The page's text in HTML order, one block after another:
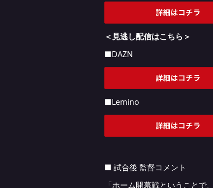
＜見逃し配信はこちら＞
■DAZN
■Lemino
■ 試合後 監督コメント
「ホーム開幕戦ということ